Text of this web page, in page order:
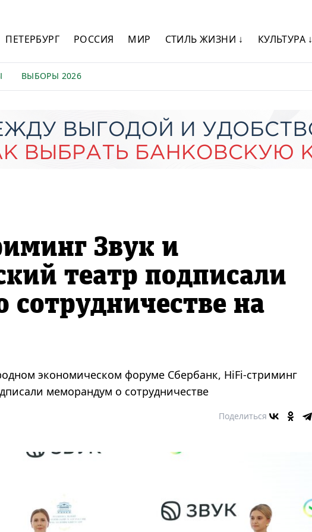
ПЕТЕРБУРГ РОССИЯ МИР СТИЛЬ ЖИЗНИ ↓ КУЛЬТУРА ↓
ВЫБОРЫ 2026
Звук и
театр подписали
на
экономическом форуме Сбербанк, HiFi-стриминг
меморандум о сотрудничестве
Поделиться